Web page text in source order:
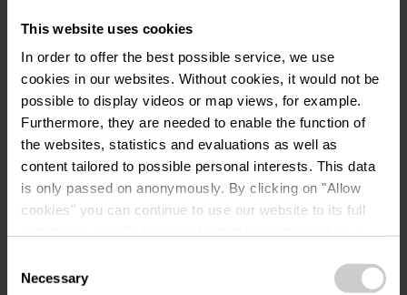
This website uses cookies
In order to offer the best possible service, we use
cookies in our websites. Without cookies, it would not be
possible to display videos or map views, for example.
Furthermore, they are needed to enable the function of
the websites, statistics and evaluations as well as
content tailored to possible personal interests. This data
is only passed on anonymously. By clicking on "Allow
cookies" you can continue to use our website to its full
time.
Selection
Necessary
Grauwasserentsorgung für
Wohnmobilstellplätze
Sanitäranlagen, Duschen inklusive
Mietunterkünfte
Picknick Platz
Plätze für Wohnmobile außerhalb vom
Campingplatz
Stromanschluss inklusive